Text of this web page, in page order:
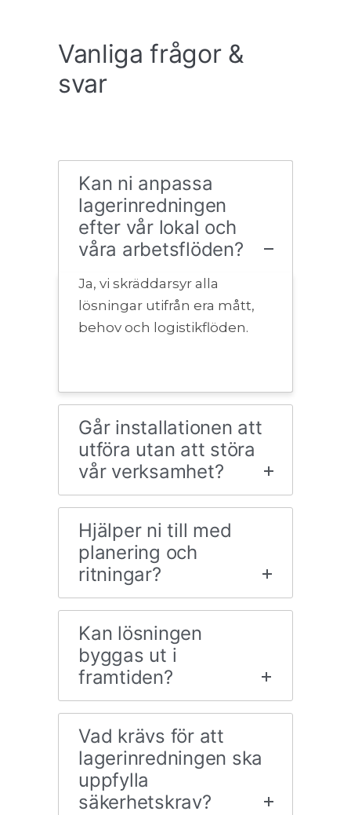
Vanliga frågor &
svar
Kan ni anpassa
lagerinredningen
efter vår lokal och
våra arbetsflöden?
Ja, vi skräddarsyr alla
lösningar utifrån era mått,
behov och logistikflöden.
Går installationen att
utföra utan att störa
vår verksamhet?
Hjälper ni till med
planering och
ritningar?
Kan lösningen
byggas ut i
framtiden?
Vad krävs för att
lagerinredningen ska
uppfylla
säkerhetskrav?